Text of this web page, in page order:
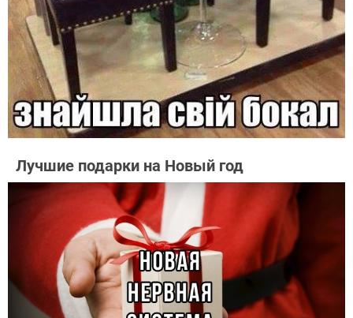
Лучшие подарки на Новый год